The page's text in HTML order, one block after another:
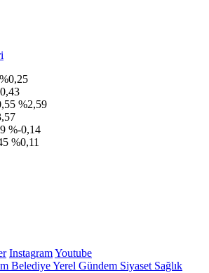
%0,25
%2,59
%-0,14
%0,11
InstagramYoutube
BelediyeYerel Gündem Siyaset Sağlık